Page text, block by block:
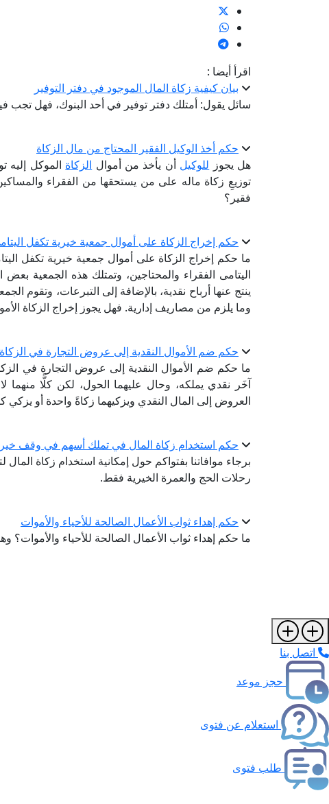
اقرأ أيضا :
بيان كيفية زكاة المال الموجود في دفتر التوفير
سائل يقول: أمتلك دفتر توفير في أحد البنوك، فهل تجب
حكم أخذ الوكيل الفقير المحتاج من مال الزكاة
هل يجوز للوكيل أن يأخذ من أموال الزكاة الموكل إليه
توزيعِ زكاة ماله على من يستحقها من الفقراء
فقير؟
حكم إخراج الزكاة على أموال جمعية خيرية تكفل
ما حكم إخراج الزكاة على أموال جمعية خيرية تكفل
اليتامى الفقراء والمحتاجين، وتمتلك هذه الجمعية
ينتج عنها أرباح نقدية، بالإضافة إلى التبرعات،
وما يلزم من مصاريف إدارية. فهل يجوز إخراج الزكاة
حكم ضم الأموال النقدية إلى عروض التجارة في الزكاة
ما حكم ضم الأموال النقدية إلى عروض التجارة في
آخَر نقدي يملكه، وحال عليهما الحول، لكن كلًّا منهما
العروض إلى المال النقدي ويزكيهما زكاةً واحدة أو
حكم استخدام زكاة المال في تملك أسهم في وقف
برجاء موافاتنا بفتواكم حول إمكانية استخدام زكاة
رحلات الحج والعمرة الخيرية فقط.
حكم إهداء ثواب الأعمال الصالحة للأحياء والأموات
ما حكم إهداء ثواب الأعمال الصالحة للأحياء
اتصل بنا
حجز موعد
استعلام عن فتوى
طلب فتوى